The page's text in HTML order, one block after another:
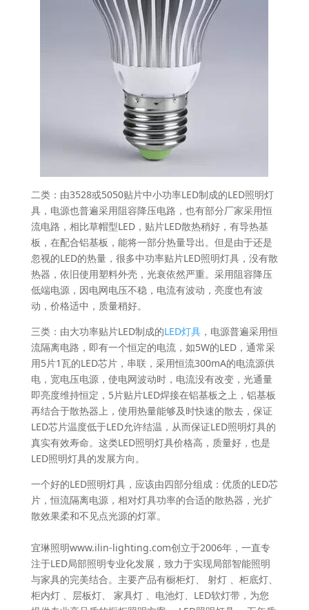
二类：由3528或5050贴片中小功率LED制成的LED照明灯
具，电源也普遍采用阻容降压电路，也有部分厂家采用恒
流电路，相比草帽型LED，贴片LED散热稍好，有导热基
板，在配合铝基板，能将一部分热量导出。但是由于还是
忽视的LED的热量，很多中功率贴片LED照明灯具，没有散
热器，依旧使用塑料外壳，光衰依然严重。采用阻容降压
低端电源，因电网电压不稳，电流有波动，亮度也有波
动，价格适中，质量稍好。
三类：由大功率贴片LED制成的LED灯具，电源普遍采用恒
流隔离电路，即有一个恒定的电流，如5W的LED，通常采
用5片1瓦的LED芯片，串联，采用恒流300mA的电流源供
电，宽电压电源，使电网波动时，电流没有改变，光通量
即亮度维持恒定，5片贴片LED焊接在铝基板之上，铝基板
再结合于散热器上，使用热量能够及时快速的散去，保证
LED芯片温度低于LED允许结温，从而保证LED照明灯具的
真实有效寿命。这类LED照明灯具价格高，质量好，也是
LED照明灯具的发展方向。
一个好的LED照明灯具，应该由四部分组成：优质的LED芯
片，恒流隔离电源，相对灯具功率的合适的散热器，光扩
散效果柔和不见点光源的灯罩。
宜琳照明www.ilin-lighting.com创立于2006年，一直专
注于LED局部照明专业化发展，致力于实现局部智能照明
与家具的完美结合。主要产品有橱柜灯、 射灯 、柜底灯、
柜内灯 、层板灯、 家具灯 、电池灯、LED软灯带，为您